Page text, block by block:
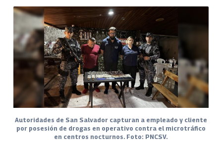
Autoridades de San Salvador capturan a empleado y cliente
por posesión de drogas en operativo contra el microtráfico
en centros nocturnos. Foto: PNCSV.